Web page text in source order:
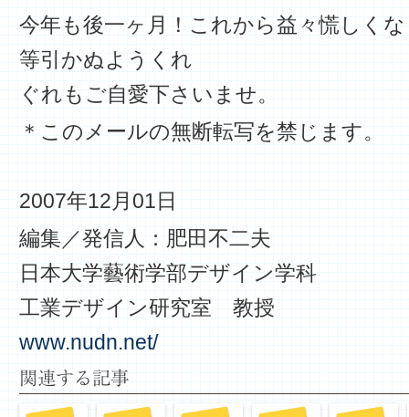
今年も後一ヶ月！これから益々慌しく
等引かぬようくれ
ぐれもご自愛下さいませ。
＊このメールの無断転写を禁じます。
2007年12月01日
編集／発信人：肥田不二夫
日本大学藝術学部デザイン学科
工業デザイン研究室 教授
www.nudn.net/
関連する記事